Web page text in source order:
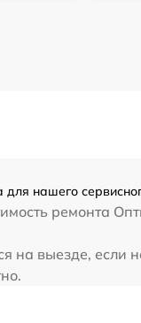
нашего
ремонта
на выезде, если